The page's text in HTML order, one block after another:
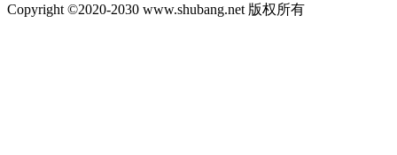
Copyright ©2020-2030 www.shubang.net 版权所有